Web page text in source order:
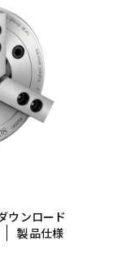
ウンロード
製品仕様